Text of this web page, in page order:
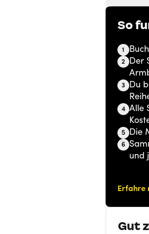
So
1
2 Der
3 Du
4 Alle
5 Die
6
und
Erfahre
Gut